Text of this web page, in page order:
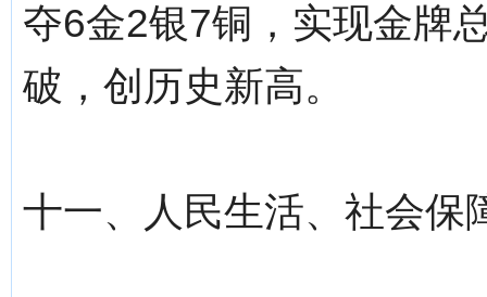
夺6金2银7铜，实现金牌
破，创历史新高。
十一、人民生活、社会保